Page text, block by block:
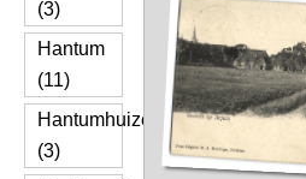
(3)
Hantum
(11)
Hantumhuizen
(3)